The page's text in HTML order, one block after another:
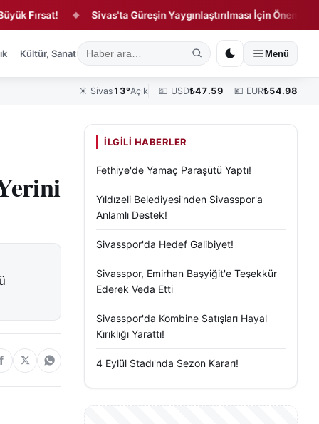
◆ Sivas'ta Güreşin Yaygınlaştırılması İçin Önemli
Kültür, Sanat ve Tarih Yaşam Sivas Vefat Edenler Köşe
Menü
☀️ Sivas 13°Açık 💵 USD₺47.59 💶 EUR₺54.98
İLGILI HABERLER
Fethiye'de Yamaç Paraşütü Yaptı!
Yıldızeli Belediyesi'nden Sivasspor'a
Anlamlı Destek!
Sivasspor'da Hedef Galibiyet!
Sivasspor, Emirhan Başyiğit'e Teşekkür
Ederek Veda Etti
Sivasspor'da Kombine Satışları Hayal
Kırıklığı Yarattı!
4 Eylül Stadı'nda Sezon Kararı!